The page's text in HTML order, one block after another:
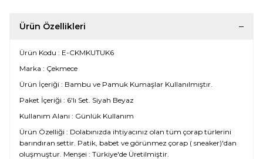
Ürün Özellikleri
Ürün Kodu : E-CKMKUTUK6
Marka : Çekmece
Ürün İçeriği : Bambu ve Pamuk Kumaşlar Kullanılmıştır.
Paket İçeriği : 6'lı Set. Siyah Beyaz
Kullanım Alanı : Günlük Kullanım
Ürün Özelliği : Dolabınızda ihtiyacınız olan tüm çorap türlerini
barındıran settir. Patik, babet ve görünmez çorap ( sneaker)'dan
oluşmuştur. Menşei : Türkiye'de Üretilmiştir.